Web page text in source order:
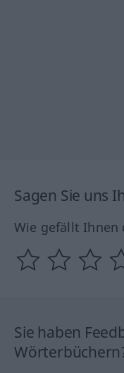
Sagen Sie uns
Wie gefällt Ihnen
Sie haben